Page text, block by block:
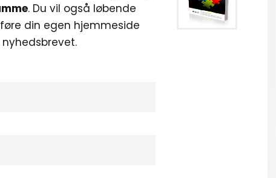
. Du vil også løbende
din egen hjemmeside